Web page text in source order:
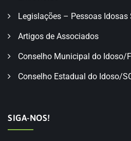
Legislações – Pessoas Idosas
Artigos de Associados
Conselho Municipal do Idoso/
Conselho Estadual do Idoso/
SIGA-NOS!